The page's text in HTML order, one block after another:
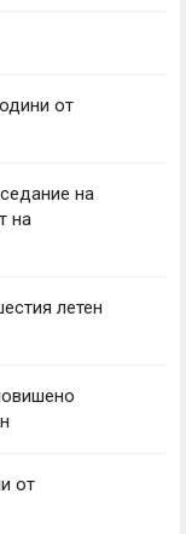
от
на
на
летен
от